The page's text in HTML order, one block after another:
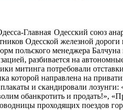
Одесский союз
Одесской железной
польского менеджера
разбивается на
митинга потребовали
которой направлена на
и скандировали
обанкротить и продать!»,
проходящих поездов